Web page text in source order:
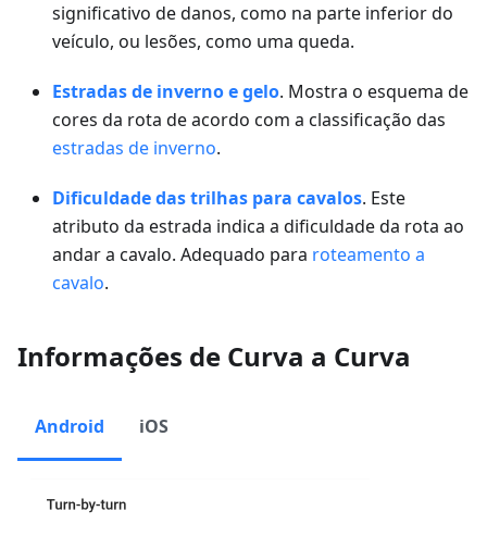
significativo de danos, como na parte inferior do
veículo, ou lesões, como uma queda.
Estradas de inverno e gelo. Mostra o esquema de
cores da rota de acordo com a classificação das
estradas de inverno.
Dificuldade das trilhas para cavalos. Este
atributo da estrada indica a dificuldade da rota ao
andar a cavalo. Adequado para roteamento a
cavalo.
Informações de Curva a Curva
Android iOS